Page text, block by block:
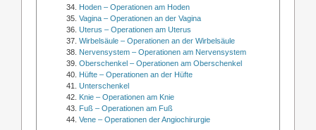
Hoden – Operationen am Hoden
Vagina – Operationen an der Vagina
Uterus – Operationen am Uterus
Wirbelsäule – Operationen an der Wirbelsäule
Nervensystem – Operationen am Nervensystem
Oberschenkel – Operationen am Oberschenkel
Hüfte – Operationen an der Hüfte
Unterschenkel
Knie – Operationen am Knie
Fuß – Operationen am Fuß
Vene – Operationen der Angiochirurgie